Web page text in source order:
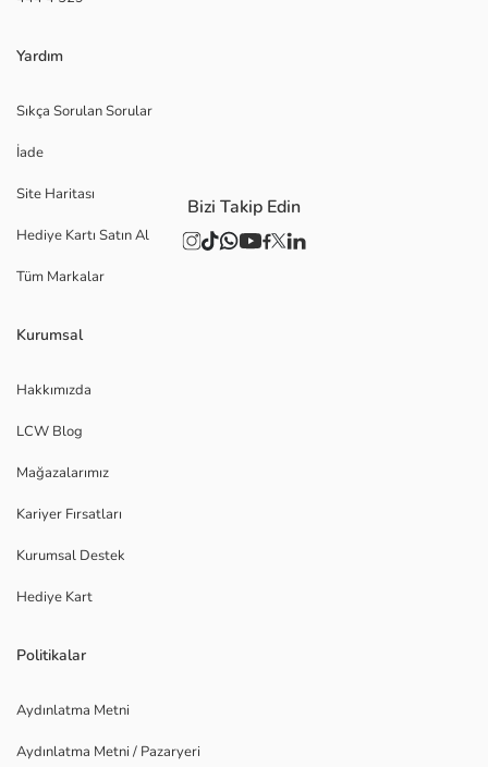
Yardım
Sıkça Sorulan Sorular
İade
Site Haritası
Hediye Kartı Satın Al
Tüm Markalar
Kurumsal
Hakkımızda
LCW Blog
Mağazalarımız
Kariyer Fırsatları
Kurumsal Destek
Hediye Kart
Politikalar
Aydınlatma Metni
Aydınlatma Metni / Pazaryeri
Bizi Takip Edin